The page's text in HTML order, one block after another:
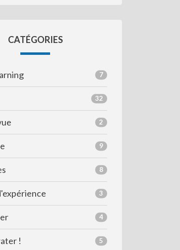
CATÉGORIES
7
32
2
9
8
3
4
! 5